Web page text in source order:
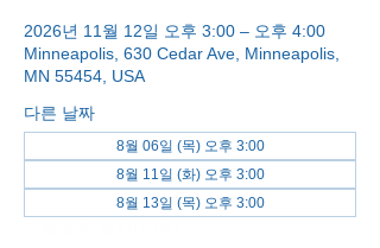
2026년 11월 12일 오후 3:00 – 오후 4:00
Minneapolis, 630 Cedar Ave, Minneapolis,
MN 55454, USA
다른 날짜
8월 06일 (목) 오후 3:00
8월 11일 (화) 오후 3:00
8월 13일 (목) 오후 3:00